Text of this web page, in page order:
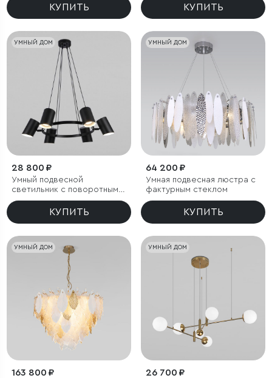
КУПИТЬ КУПИТЬ
УМНЫЙ ДОМ
28 800 ₽
Умный подвесной
светильник с поворотным
механизмом
КУПИТЬ
УМНЫЙ ДОМ
64 200 ₽
Умная подвесная люстра с
фактурным стеклом
КУПИТЬ
УМНЫЙ ДОМ
163 800 ₽
УМНЫЙ ДОМ
26 700 ₽